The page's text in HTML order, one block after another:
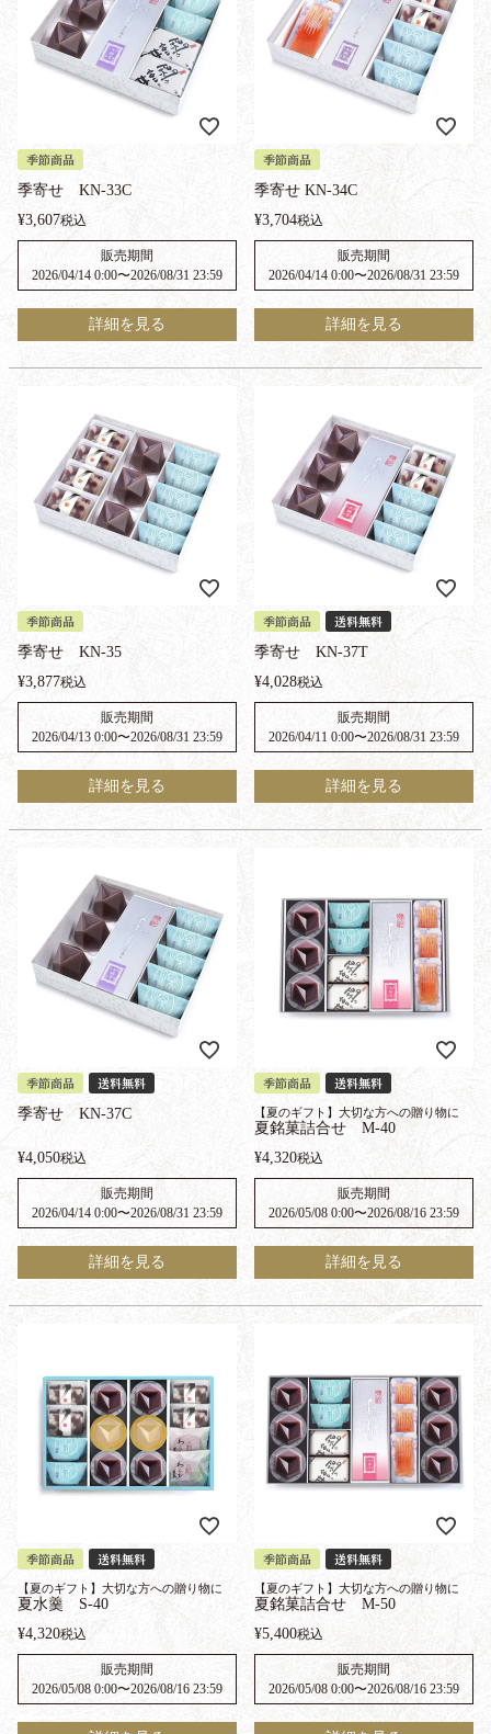
季節商品
季寄せ KN-33C
¥3,607税込
販売期間
2026/04/14 0:00〜2026/08/31 23:59
詳細を見る
季節商品
季寄せ KN-34C
¥3,704税込
販売期間
2026/04/14 0:00〜2026/08/31 23:59
詳細を見る
季節商品
季寄せ KN-35
¥3,877税込
販売期間
2026/04/13 0:00〜2026/08/31 23:59
詳細を見る
季節商品 送料無料
季寄せ KN-37T
¥4,028税込
販売期間
2026/04/11 0:00〜2026/08/31 23:59
詳細を見る
季節商品 送料無料
季寄せ KN-37C
¥4,050税込
販売期間
2026/04/14 0:00〜2026/08/31 23:59
詳細を見る
季節商品 送料無料
【夏のギフト】大切な方への贈り物に
夏銘菓詰合せ M-40
¥4,320税込
販売期間
2026/05/08 0:00〜2026/08/16 23:59
詳細を見る
季節商品 送料無料
【夏のギフト】大切な方への贈り物に
夏水羹 S-40
¥4,320税込
販売期間
2026/05/08 0:00〜2026/08/16 23:59
季節商品 送料無料
【夏のギフト】大切な方への贈り物に
夏銘菓詰合せ M-50
¥5,400税込
販売期間
2026/05/08 0:00〜2026/08/16 23:59